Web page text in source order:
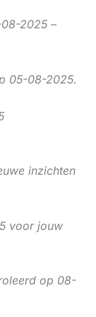
2025 –
05-08-2025.
inzichten
voor jouw
op 08-